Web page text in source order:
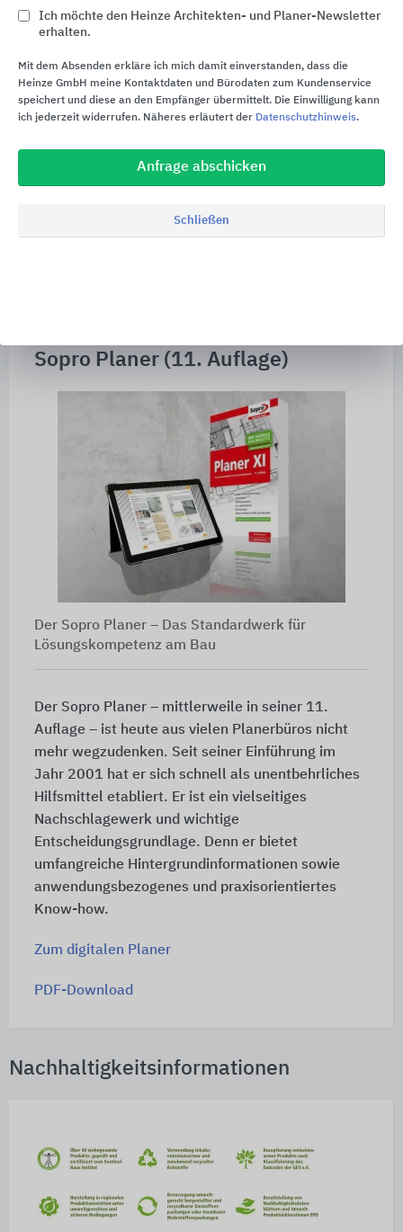
Die Sopro ProfiAkademie bietet Fachhandel und
wichtiges, anwendungsorientiertes Wissen.
spezifischen Bedürfnisse.
Sopro Planer (11. Auflage)
Der Sopro Planer – Das Standardwerk für
Lösungskompetenz am Bau
Der Sopro Planer – mittlerweile in seiner 11.
Auflage – ist heute aus vielen Planerbüros nicht
mehr wegzudenken. Seit seiner Einführung im
Jahr 2001 hat er sich schnell als unentbehrliches
Hilfsmittel etabliert. Er ist ein vielseitiges
Nachschlagewerk und wichtige
Entscheidungsgrundlage. Denn er bietet
umfangreiche Hintergrundinformationen sowie
anwendungsbezogenes und praxisorientiertes
Know-how.
Zum digitalen Planer
PDF-Download
Nachhaltigkeitsinformationen
Ich möchte den Heinze Architekten- und Planer-Newsletter
erhalten.
Mit dem Absenden erkläre ich mich damit einverstanden, dass die
Heinze GmbH meine Kontaktdaten und Bürodaten zum Kundenservice
speichert und diese an den Empfänger übermittelt. Die Einwilligung kann
ich jederzeit widerrufen. Näheres erläutert der Datenschutzhinweis.
Anfrage abschicken
Schließen